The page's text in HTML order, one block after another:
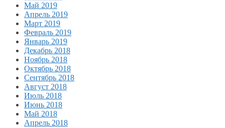
Май 2019
Апрель 2019
Март 2019
Февраль 2019
Январь 2019
Декабрь 2018
Ноябрь 2018
Октябрь 2018
Сентябрь 2018
Август 2018
Июль 2018
Июнь 2018
Май 2018
Апрель 2018